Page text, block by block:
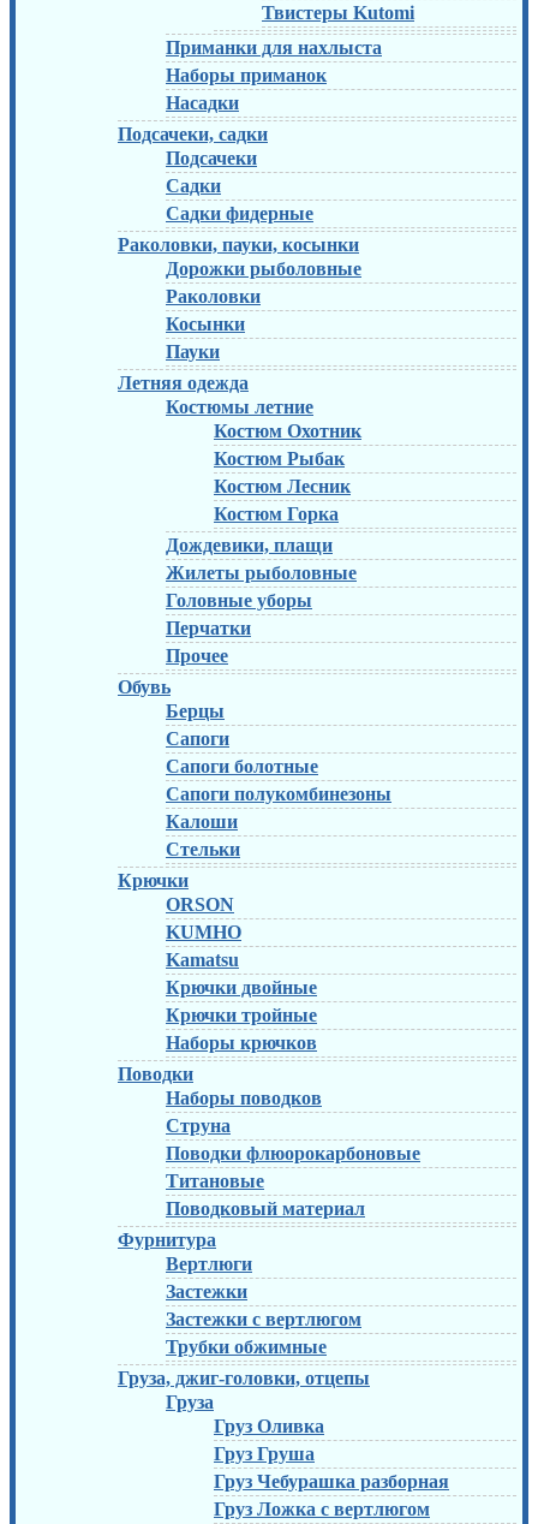
Твистеры Kutomi
Приманки для нахлыста
Наборы приманок
Насадки
Подсачеки, садки
Подсачеки
Садки
Садки фидерные
Раколовки, пауки, косынки
Дорожки рыболовные
Раколовки
Косынки
Пауки
Летняя одежда
Костюмы летние
Костюм Охотник
Костюм Рыбак
Костюм Лесник
Костюм Горка
Дождевики, плащи
Жилеты рыболовные
Головные уборы
Перчатки
Прочее
Обувь
Берцы
Сапоги
Сапоги болотные
Сапоги полукомбинезоны
Калоши
Стельки
Крючки
ORSON
KUMHO
Kamatsu
Крючки двойные
Крючки тройные
Наборы крючков
Поводки
Наборы поводков
Струна
Поводки флюорокарбоновые
Титановые
Поводковый материал
Фурнитура
Вертлюги
Застежки
Застежки с вертлюгом
Трубки обжимные
Груза, джиг-головки, отцепы
Груза
Груз Оливка
Груз Груша
Груз Чебурашка разборная
Груз Ложка с вертлюгом